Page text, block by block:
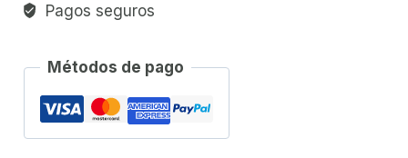
Pagos seguros
Métodos de pago